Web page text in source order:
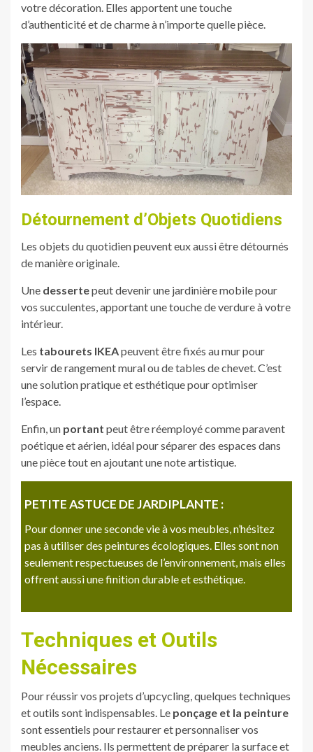
votre décoration. Elles apportent une touche
d’authenticité et de charme à n’importe quelle pièce.
Détournement d’Objets Quotidiens
Les objets du quotidien peuvent eux aussi être détournés
de manière originale.
Une dessertepeut devenir une jardinière mobile pour
vos succulentes, apportant une touche de verdure à votre
intérieur.
Les tabourets IKEApeuvent être fixés au mur pour
servir de rangement mural ou de tables de chevet. C’est
une solution pratique et esthétique pour optimiser
l’espace.
Enfin, un portant peut être réemployé comme paravent
poétique et aérien, idéal pour séparer des espaces dans
une pièce tout en ajoutant une note artistique.
PETITE ASTUCE DE JARDIPLANTE :
Pour donner une seconde vie à vos meubles, n’hésitez
pas à utiliser des peintures écologiques. Elles sont non
seulement respectueuses de l’environnement, mais elles
offrent aussi une finition durable et esthétique.
Techniques et Outils
Nécessaires
Pour réussir vos projets d’upcycling, quelques techniques
et outils sont indispensables. Le ponçage et la peinture
sont essentiels pour restaurer et personnaliser vos
meubles anciens. Ils permettent de préparer la surface et